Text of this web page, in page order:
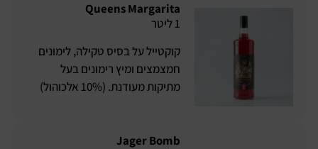
Queens Margarita
1 ליטר
קוקטייל על בסיס טקילה, לימונים
חמצמצים ומיץ רימונים בעל
מתיקות מעודנת. (10% אלכוהול)
Jager Bomb